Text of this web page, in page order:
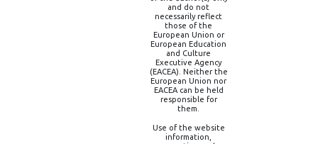
and do not
necessarily reflect
those of the
European Union or
European Education
and Culture
Executive Agency
(EACEA). Neither the
European Union nor
EACEA can be held
responsible for
them.
Use of the website
information,